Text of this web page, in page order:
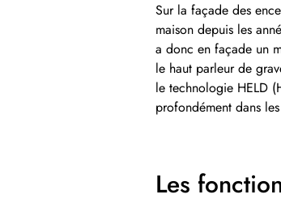
Sur la façade des
maison depuis les
a donc en façade un
le haut parleur de
le technologie HELD
profondément dans
Les